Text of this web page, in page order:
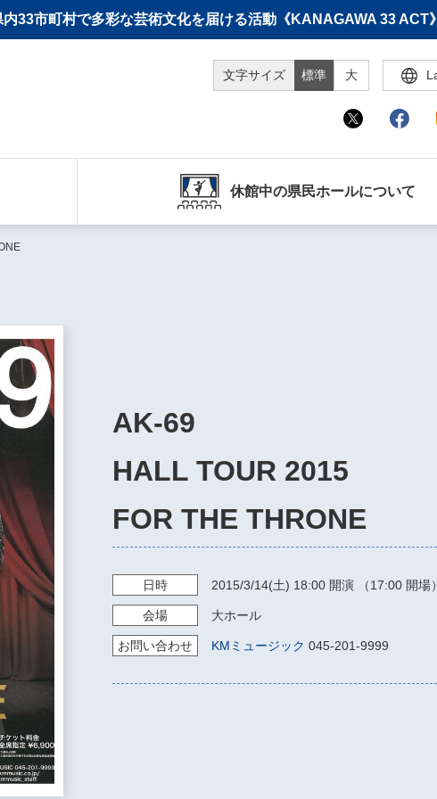
33市町村で多彩な芸術文化を届ける活動《KANAGAWA 33
文字サイズ 標準 大
休館中の県民ホールについて
AK-69
HALL TOUR 2015
FOR THE THRONE
日時 2015/3/14(土) 18:00 開演 （17:00 開場
会場 大ホール
お問い合わせ KMミュージック 045-201-9999